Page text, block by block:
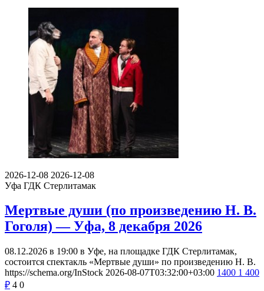
2026-12-08 2026-12-08
Уфа ГДК Стерлитамак
Мертвые души (по произведению Н. В.
Гоголя) — Уфа, 8 декабря 2026
08.12.2026 в 19:00 в Уфе, на площадке ГДК Стерлитамак,
состоится спектакль «Мертвые души» по произведению Н. В.
https://schema.org/InStock 2026-08-07T03:32:00+03:00 1400 1 400
₽ 4 0